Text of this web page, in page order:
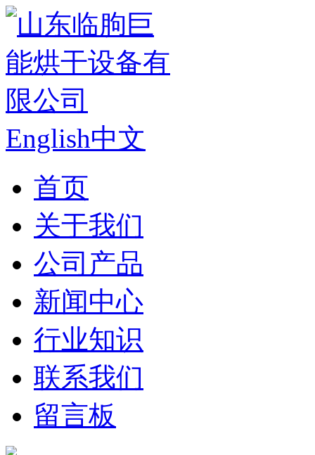
English中文
首页
关于我们
公司产品
新闻中心
行业知识
联系我们
留言板